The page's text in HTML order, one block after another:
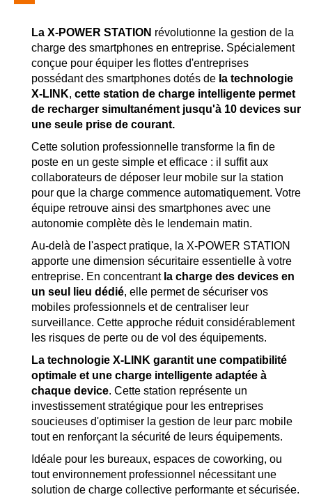
La X-POWER STATION révolutionne la gestion de la
charge des smartphones en entreprise. Spécialement
conçue pour équiper les flottes d'entreprises
possédant des smartphones dotés de la technologie
X-LINK, cette station de charge intelligente permet
de recharger simultanément jusqu'à 10 devices sur
une seule prise de courant.
Cette solution professionnelle transforme la fin de
poste en un geste simple et efficace : il suffit aux
collaborateurs de déposer leur mobile sur la station
pour que la charge commence automatiquement. Votre
équipe retrouve ainsi des smartphones avec une
autonomie complète dès le lendemain matin.
Au-delà de l'aspect pratique, la X-POWER STATION
apporte une dimension sécuritaire essentielle à votre
entreprise. En concentrant la charge des devices en
un seul lieu dédié, elle permet de sécuriser vos
mobiles professionnels et de centraliser leur
surveillance. Cette approche réduit considérablement
les risques de perte ou de vol des équipements.
La technologie X-LINK garantit une compatibilité
optimale et une charge intelligente adaptée à
chaque device. Cette station représente un
investissement stratégique pour les entreprises
soucieuses d'optimiser la gestion de leur parc mobile
tout en renforçant la sécurité de leurs équipements.
Idéale pour les bureaux, espaces de coworking, ou
tout environnement professionnel nécessitant une
solution de charge collective performante et sécurisée.